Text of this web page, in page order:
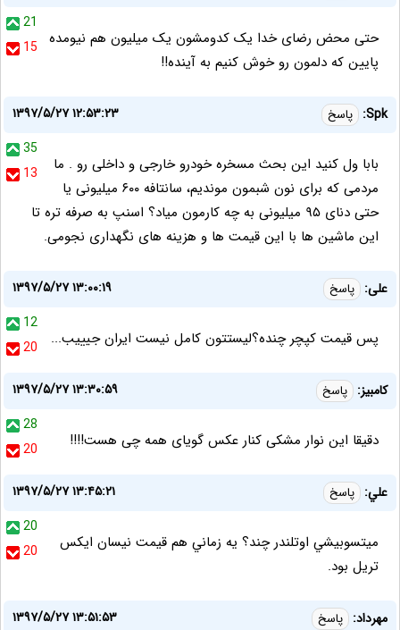
21
15
حتی محض رضای خدا یک کدومشون یک میلیون هم نیومده
پایین که دلمون رو خوش کنیم به آینده!!
Spk: پاسخ
۱۳۹۷/۵/۲۷ ۱۲:۵۳:۲۳
35
13
بابا ول کنید این بحث مسخره خودرو خارجی و داخلی رو . ما
مردمی که برای نون شبمون موندیم، سانتافه ۶۰۰ میلیونی یا
حتی دنای ۹۵ میلیونی به چه کارمون میاد؟ اسنپ به صرفه تره تا
این ماشین ها با این قیمت ها و هزینه های نگهداری نجومی.
علی: پاسخ
۱۳۹۷/۵/۲۷ ۱۳:۰۰:۱۹
12
20
پس قیمت کپچر چنده؟لیستتون کامل نیست ایران جیییب...
کامبیز: پاسخ
۱۳۹۷/۵/۲۷ ۱۳:۳۰:۵۹
28
20
دقیقا این نوار مشکی کنار عکس گویای همه چی هست!!!!
علي: پاسخ
۱۳۹۷/۵/۲۷ ۱۳:۴۵:۲۱
20
20
ميتسوبيشي اوتلندر چند؟ يه زماني هم قيمت نيسان ايكس
تريل بود.
مهرداد: پاسخ ۱۳۹۷/۵/۲۷ ۱۳:۵۱:۵۳